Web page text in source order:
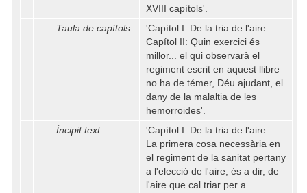
XVIII capítols'.
Taula de capítols:
'Capítol I: De la tria de l'aire.
Capítol II: Quin exercici és
millor... el qui observarà el
regiment escrit en aquest llibre
no ha de témer, Déu ajudant, el
dany de la malaltia de les
hemorroides'.
Íncipit text:
'Capítol I. De la tria de l'aire. —
La primera cosa necessària en
el regiment de la sanitat pertany
a l'elecció de l'aire, és a dir, de
l'aire que cal triar per a